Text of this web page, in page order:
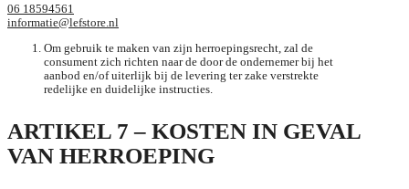
06 18594561
informatie@lefstore.nl
Om gebruik te maken van zijn herroepingsrecht, zal de
consument zich richten naar de door de ondernemer bij het
aanbod en/of uiterlijk bij de levering ter zake verstrekte
redelijke en duidelijke instructies.
ARTIKEL 7 – KOSTEN IN GEVAL
VAN HERROEPING